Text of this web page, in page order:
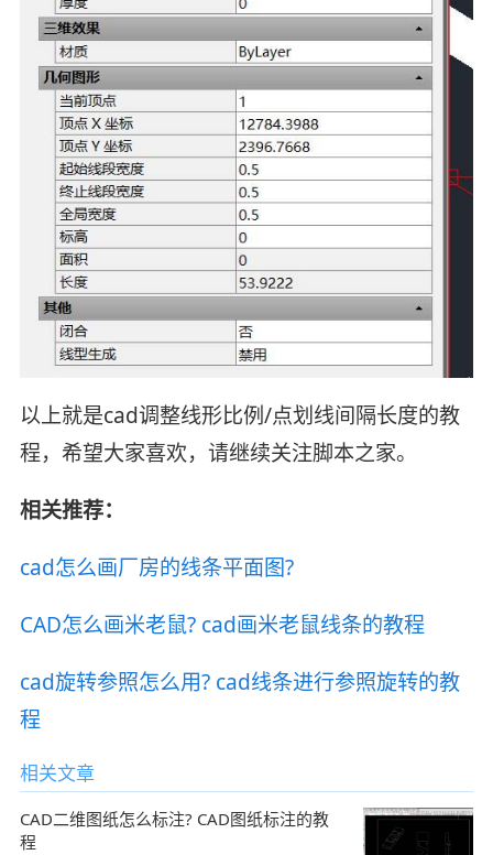
以上就是cad调整线形比例/点划线间隔长度的教
程，希望大家喜欢，请继续关注脚本之家。
相关推荐：
cad怎么画厂房的线条平面图?
CAD怎么画米老鼠? cad画米老鼠线条的教程
cad旋转参照怎么用? cad线条进行参照旋转的教
程
相关文章
CAD二维图纸怎么标注? CAD图纸标注的教
程